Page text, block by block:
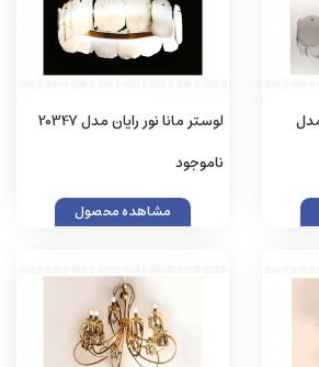
لوستر مانا نور رایان مدل 20347
ناموجود
مشاهده محصول